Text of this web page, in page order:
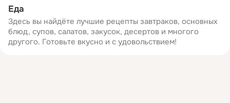
Еда
Здесь вы найдёте лучшие рецепты завтраков, основных
блюд, супов, салатов, закусок, десертов и многого
другого. Готовьте вкусно и с удовольствием!